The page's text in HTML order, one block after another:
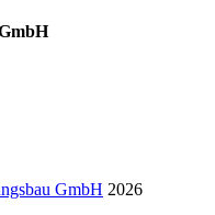
GmbH 2026